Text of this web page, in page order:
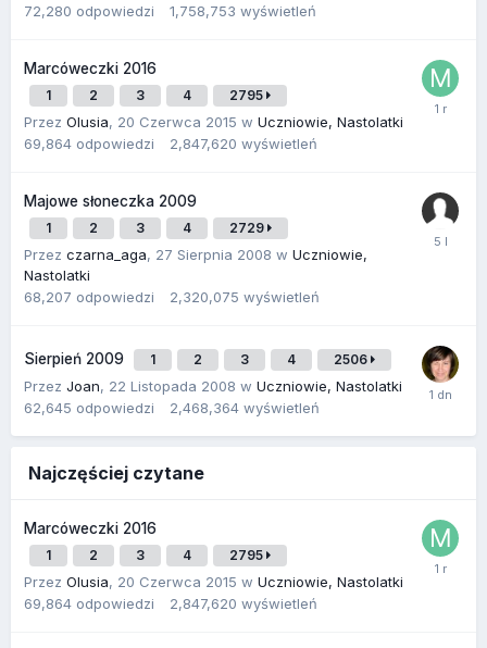
72,280 odpowiedzi 1,758,753 wyświetleń
Marcóweczki 2016
1 2 3 4 2795
Przez Olusia, 20 Czerwca 2015 w Uczniowie, Nastolatki
69,864 odpowiedzi 2,847,620 wyświetleń
Majowe słoneczka 2009
1 2 3 4 2729
Przez czarna_aga, 27 Sierpnia 2008 w Uczniowie,
Nastolatki
68,207 odpowiedzi 2,320,075 wyświetleń
Sierpień 2009 1 2 3 4 2506
Przez Joan, 22 Listopada 2008 w Uczniowie, Nastolatki
62,645 odpowiedzi 2,468,364 wyświetleń
Najczęściej czytane
Marcóweczki 2016
1 2 3 4 2795
Przez Olusia, 20 Czerwca 2015 w Uczniowie, Nastolatki
69,864 odpowiedzi 2,847,620 wyświetleń